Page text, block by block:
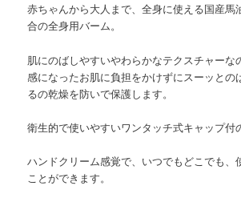
赤ちゃんから大人まで、全身に使える国産馬
合の全身用バーム。
肌にのばしやすいやわらかなテクスチャーな
感になったお肌に負担をかけずにスーッとの
るの乾燥を防いで保護します。
衛生的で使いやすいワンタッチ式キャップ付
ハンドクリーム感覚で、いつでもどこでも、
ことができます。